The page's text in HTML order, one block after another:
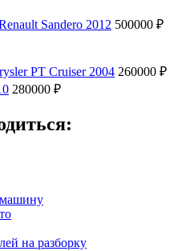
Sandero 2012 500000 ₽
PT Cruiser 2004 260000 ₽
280000 ₽
на разборку